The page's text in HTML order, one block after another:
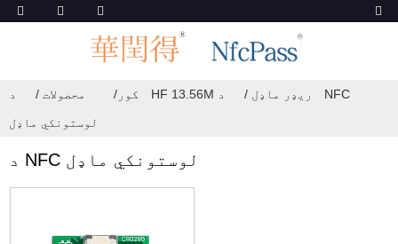
کور محصولات د HF 13.56M ریډر ماډل
د NFC
لوستونکي ماډل
د NFC لوستونکي ماډل